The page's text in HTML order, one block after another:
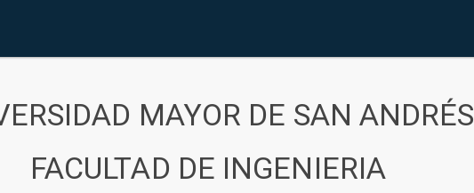
MAYOR DE SAN ANDRÉS
FACULTAD DE INGENIERIA